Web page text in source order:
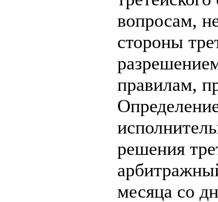
вопросам,
стороны
правилам,
решения
месяца со